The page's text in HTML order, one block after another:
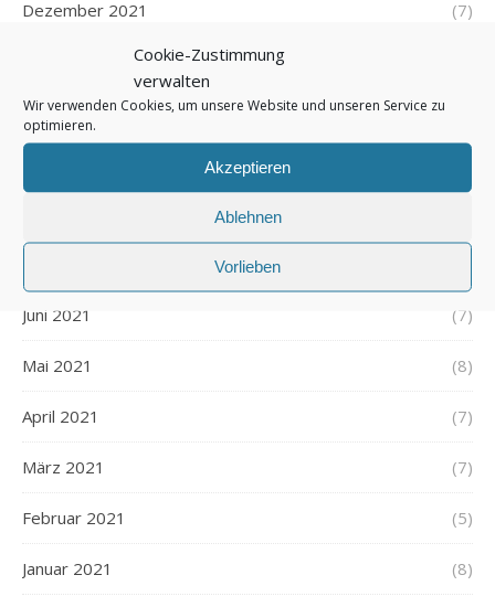
Cookie-Zustimmung
verwalten
Wir verwenden Cookies, um unsere Website und unseren Service zu
optimieren.
Akzeptieren
Ablehnen
Vorlieben
Dezember 2021 (7)
November 2021
Oktober 2021
Juni 2021 (7)
Mai 2021 (8)
April 2021 (7)
März 2021 (7)
Februar 2021 (5)
Januar 2021 (8)